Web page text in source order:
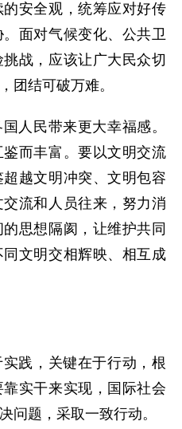
安全观，统筹应对好传
面对气候变化、公共卫
战，应该让广大民众切
团结可破万难。
人民带来更大幸福感。
而丰富。要以文明交流
越文明冲突、文明包容
流和人员往来，努力消
思想隔阂，让维护共同
文明交相辉映、相互成
践，关键在于行动，根
实干来实现，国际社会
问题，采取一致行动。